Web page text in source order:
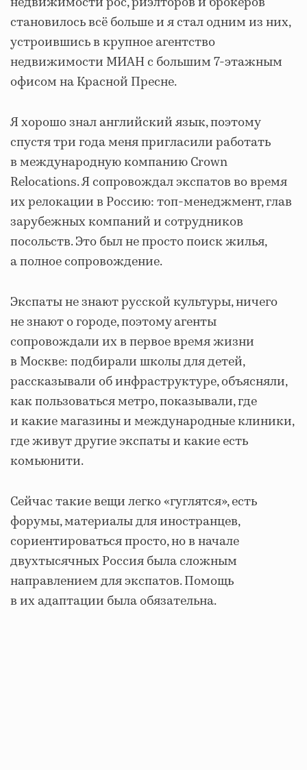
становилось всё больше и я стал одним из них,
устроившись в крупное агентство
недвижимости МИАН с большим 7-этажным
офисом на Красной Пресне.
Я хорошо знал английский язык, поэтому
спустя три года меня пригласили работать
в международную компанию Crown
Relocations. Я сопровождал экспатов во время
их релокации в Россию: топ-менеджмент, глав
зарубежных компаний и сотрудников
посольств. Это был не просто поиск жилья,
а полное сопровождение.
Экспаты не знают русской культуры, ничего
не знают о городе, поэтому агенты
сопровождали их в первое время жизни
в Москве: подбирали школы для детей,
рассказывали об инфраструктуре, объясняли,
как пользоваться метро, показывали, где
и какие магазины и международные клиники,
где живут другие экспаты и какие есть
комьюнити.
Сейчас такие вещи легко «гуглятся», есть
форумы, материалы для иностранцев,
сориентироваться просто, но в начале
двухтысячных Россия была сложным
направлением для экспатов. Помощь
в их адаптации была обязательна.